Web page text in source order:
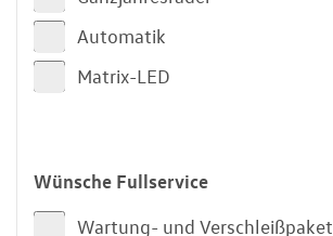
Automatik
Matrix-LED
Wünsche Fullservice
Wartung- und Verschleißpaket